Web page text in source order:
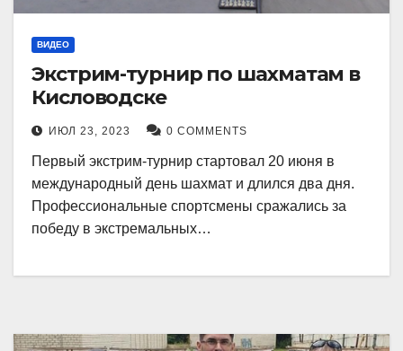
ВИДЕО
Экстрим-турнир по шахматам в
Кисловодске
ИЮЛ 23, 2023 0 COMMENTS
Первый экстрим-турнир стартовал 20 июня в
международный день шахмат и длился два дня.
Профессиональные спортсмены сражались за
победу в экстремальных…